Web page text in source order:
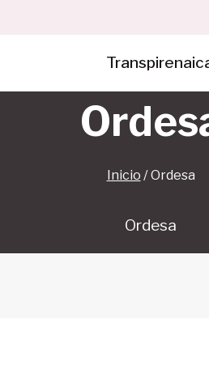
Inicio /Ordesa
Ordesa